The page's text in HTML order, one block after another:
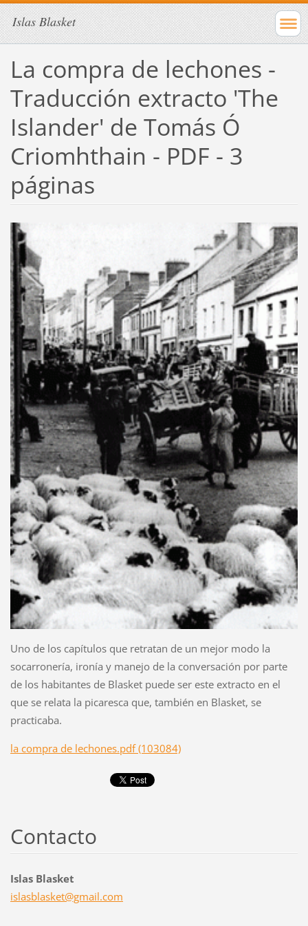
Islas Blasket
La compra de lechones -
Traducción extracto 'The
Islander' de Tomás Ó
Criomhthain - PDF - 3
páginas
Uno de los capítulos que retratan de un mejor modo la
socarronería, ironía y manejo de la conversación por parte
de los habitantes de Blasket puede ser este extracto en el
que se relata la picaresca que, también en Blasket, se
practicaba.
la compra de lechones.pdf (103084)
Contacto
Islas Blasket
islasblasket@gmail.com